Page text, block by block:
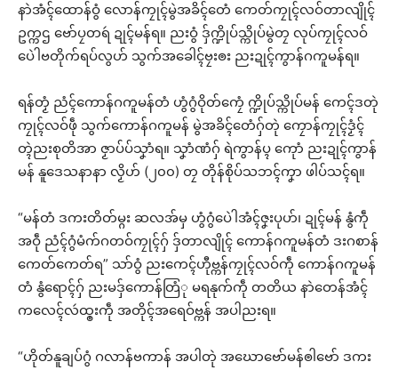
နာဲအံၚ်ထောန်ဝွံ လောန်ကၠုၚ်မွဲအခိၚ်တေံ ကေတ်ကၠုၚ်လဝ်တာလျိုၚ်
ဥက္ကဌ ဗော်ပၠတရဴ ဍုၚ်မန်ရ။ ညးဝွံ ဒှ်က္ဍိုပ်သ္ကိုပ်မွဲတၠ လုပ်ကၠုၚ်လဝ်
ပေဲါဗတိုက်ရပ်လွဟ် သွက်အခေါၚ်ဗၠးၜး ညးဍုၚ်ကွာန်ဂကူမန်ရ။
ရန်တၟံ ညံၚ်ကောန်ဂကူမန်တံ ဟွံဂွံဝိုတ်ကၠေံ က္ဍိုပ်သ္ကိုပ်မန် ကေၚ်ဒတုဲ
ကၠုၚ်လဝ်ဖဵု သွက်ကောန်ဂကူမန် မွဲအခိၚ်တေံဂှ်တုဲ ကၠောန်ကၠုၚ်ဒၟံၚ်
တ္ၚဲညးစုတိအာ ဇၟာပ်ပ်သၞာံရ။ သၞာံဏံဂှ် ရဲကွာန်ပ္ၚ ကေုာံ ညးဍုၚ်ကွာန်
မန် နူဒေသနာနာ လၟိဟ် (၂၀၀) တၠ တိုန်စိုပ်သဘၚ်ကၞာ ဖါပ်သၚ်ရ။
“မန်တံ ဒကးတိတ်မ္ဂး ဆလအ်မှ ဟွံဂွံပေဲါအံၚ်ဇၞးပုဟ်၊ ဍုၚ်မန် နွံကဵု
အဝဵု ညံၚ်ဂွံမံက်ဂတဝ်ကၠုၚ်ဂှ် ဒှ်တာလျိုၚ် ကောန်ဂကူမန်တံ ဒးဂစာန်
ကေတ်ကေတ်ရ” သာ်ဝွံ ညးကေၚ်ဟီုဗ္ကန်ကၠုၚ်လဝ်ကဵု ကောန်ဂကူမန်
တံ နွံရောၚ်ဂှ် ညးမဒှ်ကောန်တြံု မရနုက်ကဵု တတိယ နာဲတေန်အံၚ်
ကလေၚ်လဴထ္ၜးကဵု အတိုၚ်အရေဝ်ဗ္ကန် အပါညးရ။
“ဟိုတ်နူချပ်ဂွံ ဂလာန်ဗကာန် အပါတုဲ အဃောဗော်မန်ၜါဗော် ဒကး